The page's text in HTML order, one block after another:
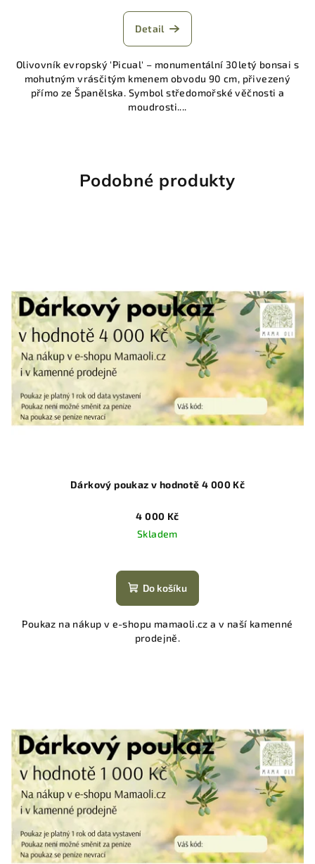
Detail
Olivovník evropský 'Picual' – monumentální 30letý bonsai s
mohutným vrásčitým kmenem obvodu 90 cm, přivezený
přímo ze Španělska. Symbol středomořské věčnosti a
moudrosti....
Podobné produkty
Dárkový poukaz v hodnotě 4 000 Kč
4 000 Kč
Skladem
Do košíku
Poukaz na nákup v e-shopu mamaoli.cz a v naší kamenné
prodejně.